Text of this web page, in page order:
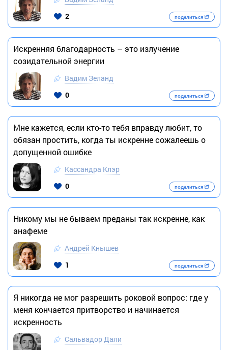
2
поделиться
Искренняя благодарность – это излучение
созидательной энергии
Вадим Зеланд
0
поделиться
Мне кажется, если кто-то тебя вправду любит, то
обязан простить, когда ты искренне сожалеешь о
допущенной ошибке
Кассандра Клэр
0
поделиться
Никому мы не бываем преданы так искренне, как
анафеме
Андрей Кнышев
1
поделиться
Я никогда не мог разрешить роковой вопрос: где у
меня кончается притворство и начинается
искренность
Сальвадор Дали